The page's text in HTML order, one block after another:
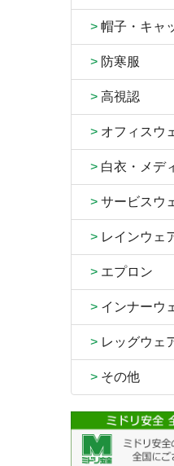
> 帽子・キャ
> 防寒服
> 高視認
> オフィスウ
> 白衣・メデ
> サービスウ
> レインウェ
> エプロン
> インナーウ
> レッグウェ
> その他